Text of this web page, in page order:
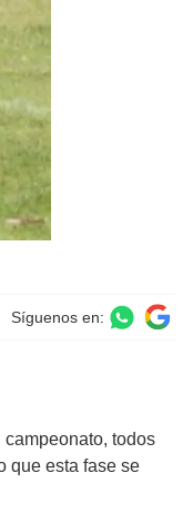
Síguenos en:
todos
que esta fase se